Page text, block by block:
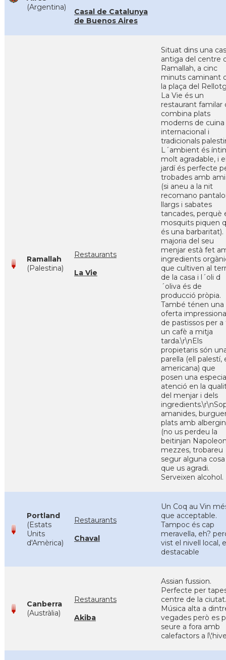
(Argentina)
Casal de Catalunya
de Buenos Aires
Ramallah
(Palestina)
Restaurants
La Vie
Situat dins una
antiga del centre
Ramallah, a cinc
minuts caminant
la plaça del
La Vie és un
restaurant familar
combina plats
moderns de cuina
internacional i
tradicionals
L´ambient és
molt agradable, i
jardí és perfecte
trobades amb
(si aneu a la nit
recomano
llargs i sabates
tancades, perquè
mosquits piquen
és una barbaritat).
majoria del seu
menjar està fet
ingredients
que cultiven al
de la casa i l´oli d
´oliva és de
producció pròpia.
També ténen una
oferta
de pastissos per a
un cafè a mitja
tarda.\r\nEls
propietaris són
parella (ell palestí,
americana) que
posen una
atenció en la
del menjar i dels
amanides,
plats amb
(no us perdeu la
beitinjan
mezzes, trobareu
segur alguna cosa
que us agradi.
Serveixen alcohol.
Portland
(Estats
Units
d'Amèrica)
Restaurants
Chaval
Un Coq au Vin
que acceptable.
Tampoc és cap
meravella, eh?
vist el nivell local,
destacable
Canberra
(Austràlia)
Restaurants
Akiba
Assian fussion.
Perfecte per
centre de la ciutat.
Música alta a
vegades però es
seure a fora amb
calefactors a